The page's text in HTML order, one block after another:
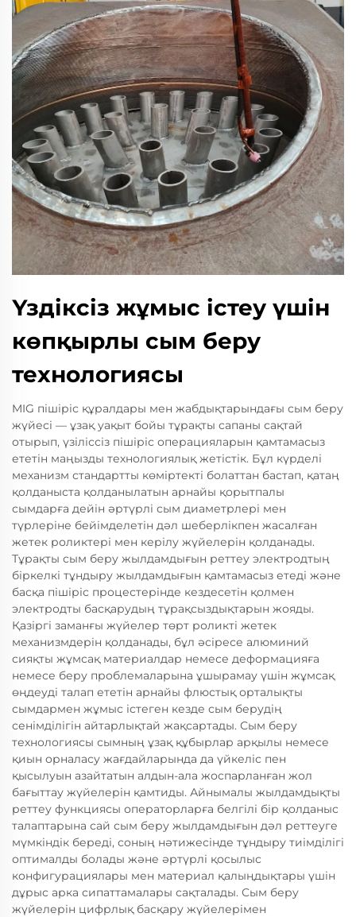
Үздіксіз жұмыс істеу үшін
көпқырлы сым беру
технологиясы
MIG пішіріс құралдары мен жабдықтарындағы сым беру
жүйесі — ұзақ уақыт бойы тұрақты сапаны сақтай
отырып, үзіліссіз пішіріс операцияларын қамтамасыз
ететін маңызды технологиялық жетістік. Бұл күрделі
механизм стандартты көміртекті болаттан бастап, қатаң
қолданыста қолданылатын арнайы қорытпалы
сымдарға дейін әртүрлі сым диаметрлері мен
түрлеріне бейімделетін дәл шеберлікпен жасалған
жетек роликтері мен керілу жүйелерін қолданады.
Тұрақты сым беру жылдамдығын реттеу электродтың
біркелкі тұндыру жылдамдығын қамтамасыз етеді және
басқа пішіріс процестерінде кездесетін қолмен
электродты басқарудың тұрақсыздықтарын жояды.
Қазіргі заманғы жүйелер төрт роликті жетек
механизмдерін қолданады, бұл әсіресе алюминий
сияқты жұмсақ материалдар немесе деформацияға
немесе беру проблемаларына ұшырамау үшін жұмсақ
өңдеуді талап ететін арнайы флюстық орталықты
сымдармен жұмыс істеген кезде сым берудің
сенімділігін айтарлықтай жақсартады. Сым беру
технологиясы сымның ұзақ құбырлар арқылы немесе
қиын орналасу жағдайларында да үйкеліс пен
қысылуын азайтатын алдын-ала жоспарланған жол
бағыттау жүйелерін қамтиды. Айнымалы жылдамдықты
реттеу функциясы операторларға белгілі бір қолданыс
талаптарына сай сым беру жылдамдығын дәл реттеуге
мүмкіндік береді, соның нәтижесінде тұндыру тиімділігі
оптималды болады және әртүрлі қосылыс
конфигурациялары мен материал қалыңдықтары үшін
дұрыс арка сипаттамалары сақталады. Сым беру
жүйелерін цифрлық басқару жүйелерімен